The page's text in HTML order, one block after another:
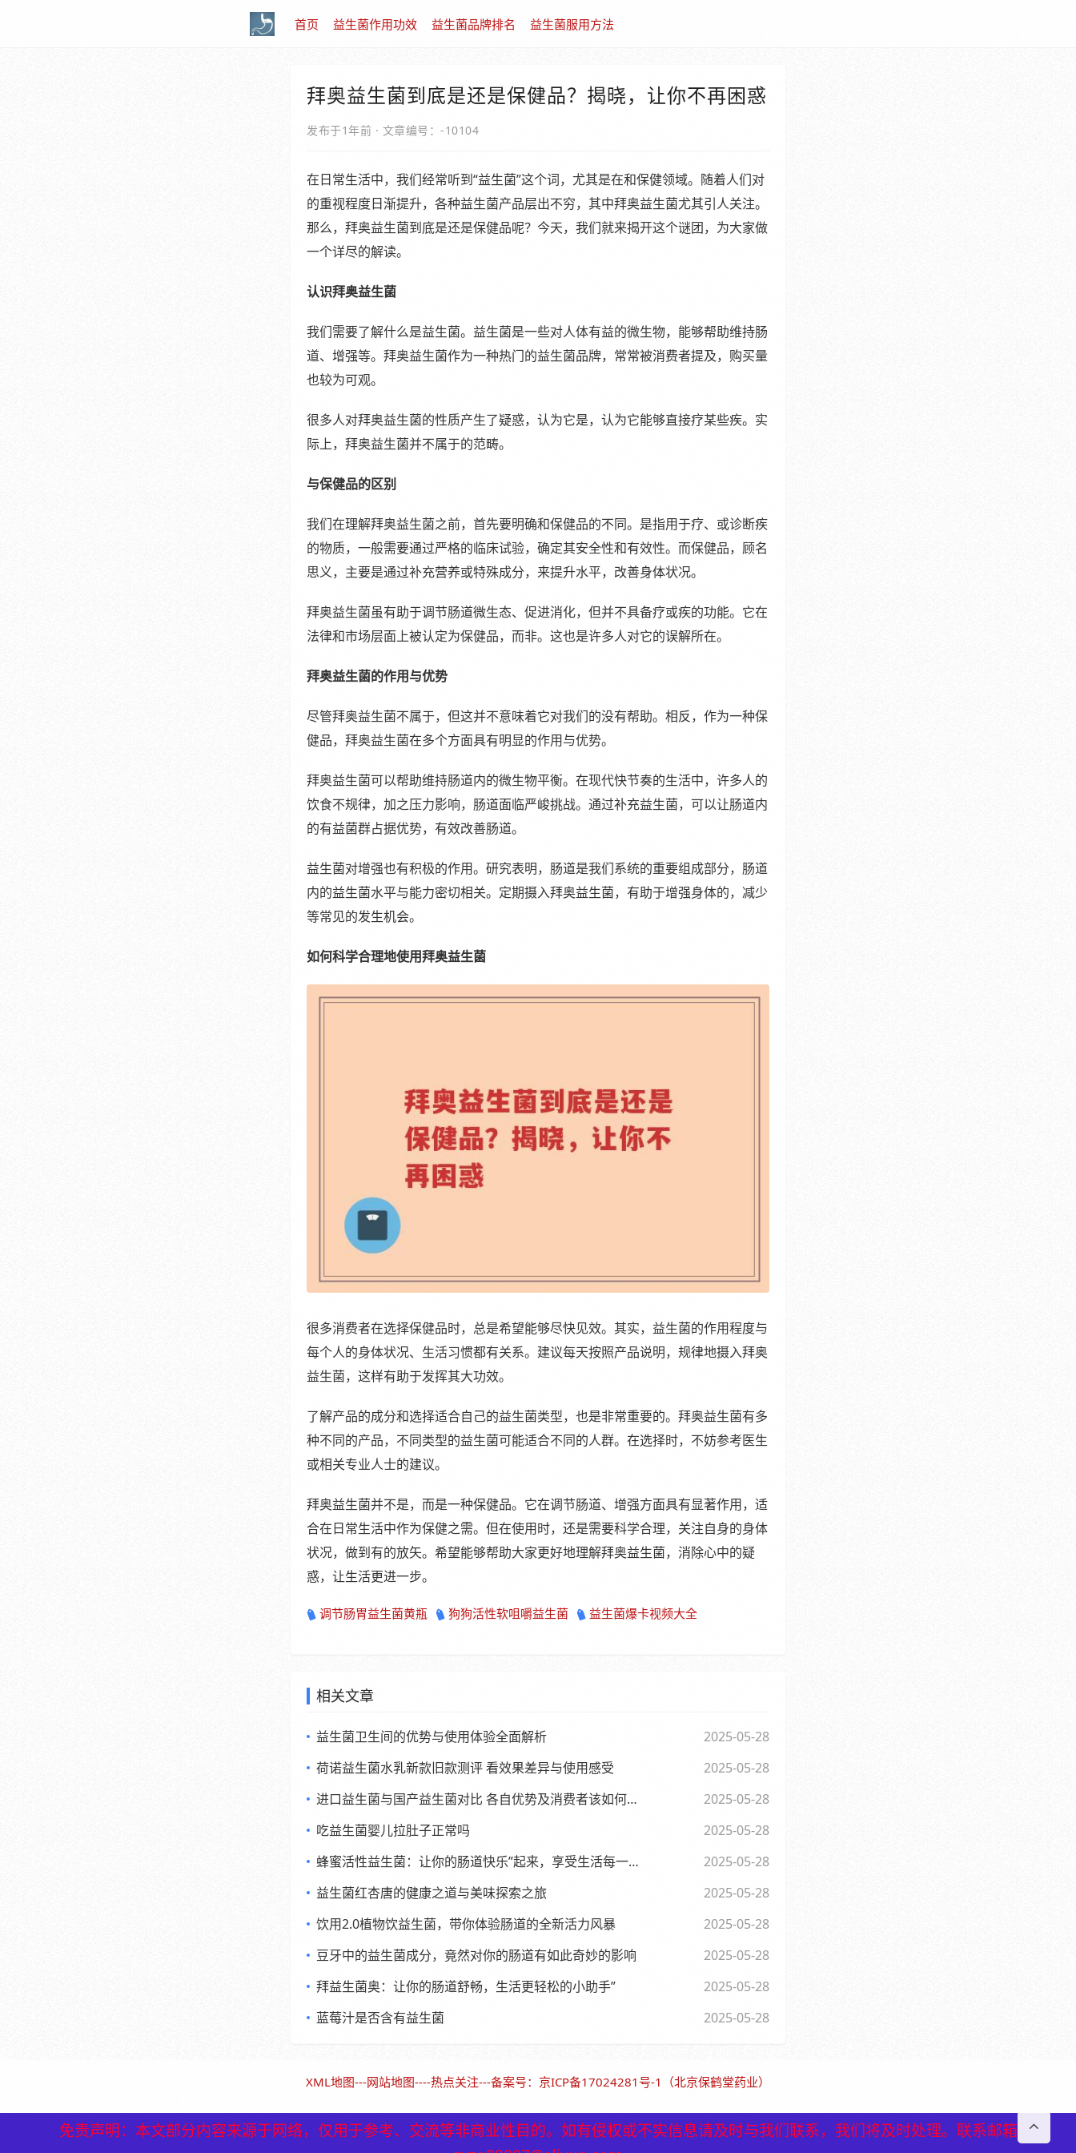
首页 益生菌作用功效 益生菌品牌排名 益生菌服用方法
拜奥益生菌到底是还是保健品？揭晓，让你不再困惑
发布于1年前 · 文章编号：-10104
在日常生活中，我们经常听到“益生菌”这个词，尤其是在和保健领域。随着人们对
的重视程度日渐提升，各种益生菌产品层出不穷，其中拜奥益生菌尤其引人关注。
那么，拜奥益生菌到底是还是保健品呢？今天，我们就来揭开这个谜团，为大家做
一个详尽的解读。
认识拜奥益生菌
我们需要了解什么是益生菌。益生菌是一些对人体有益的微生物，能够帮助维持肠
道、增强等。拜奥益生菌作为一种热门的益生菌品牌，常常被消费者提及，购买量
也较为可观。
很多人对拜奥益生菌的性质产生了疑惑，认为它是，认为它能够直接疗某些疾。实
际上，拜奥益生菌并不属于的范畴。
与保健品的区别
我们在理解拜奥益生菌之前，首先要明确和保健品的不同。是指用于疗、或诊断疾
的物质，一般需要通过严格的临床试验，确定其安全性和有效性。而保健品，顾名
思义，主要是通过补充营养或特殊成分，来提升水平，改善身体状况。
拜奥益生菌虽有助于调节肠道微生态、促进消化，但并不具备疗或疾的功能。它在
法律和市场层面上被认定为保健品，而非。这也是许多人对它的误解所在。
拜奥益生菌的作用与优势
尽管拜奥益生菌不属于，但这并不意味着它对我们的没有帮助。相反，作为一种保
健品，拜奥益生菌在多个方面具有明显的作用与优势。
拜奥益生菌可以帮助维持肠道内的微生物平衡。在现代快节奏的生活中，许多人的
饮食不规律，加之压力影响，肠道面临严峻挑战。通过补充益生菌，可以让肠道内
的有益菌群占据优势，有效改善肠道。
益生菌对增强也有积极的作用。研究表明，肠道是我们系统的重要组成部分，肠道
内的益生菌水平与能力密切相关。定期摄入拜奥益生菌，有助于增强身体的，减少
等常见的发生机会。
如何科学合理地使用拜奥益生菌
很多消费者在选择保健品时，总是希望能够尽快见效。其实，益生菌的作用程度与
每个人的身体状况、生活习惯都有关系。建议每天按照产品说明，规律地摄入拜奥
益生菌，这样有助于发挥其大功效。
了解产品的成分和选择适合自己的益生菌类型，也是非常重要的。拜奥益生菌有多
种不同的产品，不同类型的益生菌可能适合不同的人群。在选择时，不妨参考医生
或相关专业人士的建议。
拜奥益生菌并不是，而是一种保健品。它在调节肠道、增强方面具有显著作用，适
合在日常生活中作为保健之需。但在使用时，还是需要科学合理，关注自身的身体
状况，做到有的放矢。希望能够帮助大家更好地理解拜奥益生菌，消除心中的疑
惑，让生活更进一步。
调节肠胃益生菌黄瓶 狗狗活性软咀嚼益生菌 益生菌爆卡视频大全
相关文章
益生菌卫生间的优势与使用体验全面解析
2025-05-28
荷诺益生菌水乳新款旧款测评 看效果差异与使用感受
2025-05-28
进口益生菌与国产益生菌对比 各自优势及消费者该如何选择
2025-05-28
吃益生菌婴儿拉肚子正常吗
2025-05-28
蜂蜜活性益生菌：让你的肠道快乐”起来，享受生活每一天
2025-05-28
益生菌红杏唐的健康之道与美味探索之旅
2025-05-28
饮用2.0植物饮益生菌，带你体验肠道的全新活力风暴
2025-05-28
豆牙中的益生菌成分，竟然对你的肠道有如此奇妙的影响
2025-05-28
拜益生菌奥：让你的肠道舒畅，生活更轻松的小助手”
2025-05-28
蓝莓汁是否含有益生菌
2025-05-28
免责声明：本文部分内容来源于网络，仅用于参考、交流等非商业性目的。如有侵权或不实信息请及时与我们联系，我们将及时处理。联系邮箱
XML地图---网站地图----热点关注---备案号： 京ICP备17024281号-1（北京保鹤堂药业）
免责声明：本文部分内容来源于网络，仅用于参考、交流等非商业性目的。如有侵权或不实信息请及时与我们联系，我们将及时处理。联系邮箱